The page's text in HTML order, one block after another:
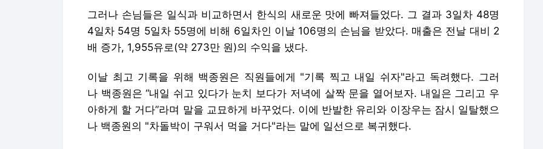
그러나 손님들은 일식과 비교하면서 한식의 새로운 맛에 빠져들었다. 그 결과 3일차 48명
4일차 54명 5일차 55명에 비해 6일차인 이날 106명의 손님을 받았다. 매출은 전날 대비 2
배 증가, 1,955유로(약 273만 원)의 수익을 냈다.
이날 최고 기록을 위해 백종원은 직원들에게 "기록 찍고 내일 쉬자"라고 독려했다. 그러
나 백종원은 “내일 쉬고 있다가 눈치 보다가 저녁에 살짝 문을 열어보자. 내일은 그리고 우
아하게 할 거다”라며 말을 교묘하게 바꾸었다. 이에 반발한 유리와 이장우는 잠시 일탈했으
나 백종원의 "차돌박이 구워서 먹을 거다"라는 말에 일선으로 복귀했다.